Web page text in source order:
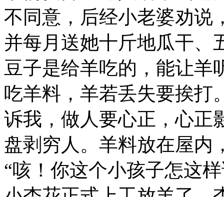
不同意，后经小老婆劝说
并每月送她十斤地瓜干、
豆子是给羊吃的，能让羊
吃羊料，羊若丢失要挨打
诉我，做人要心正，心正
盘剥穷人。羊料放在屋内
“咳！你这个小孩子怎这